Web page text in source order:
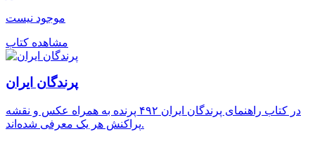
موجود نیست
مشاهده کتاب
پرندگان ایران
در کتاب راهنمای پرندگان ایران ۴۹۲ پرنده به همراه عکس و نقشه
پراکنش هر یک معرفی شده‌اند.